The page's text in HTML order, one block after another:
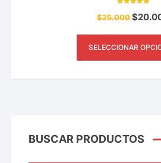
5.00
de 5
$25.000$
SELECCIONAR
BUSCAR PRODUCTOS